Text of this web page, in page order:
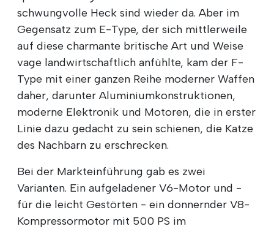
schwungvolle Heck sind wieder da. Aber im
Gegensatz zum E-Type, der sich mittlerweile
auf diese charmante britische Art und Weise
vage landwirtschaftlich anfühlte, kam der F-
Type mit einer ganzen Reihe moderner Waffen
daher, darunter Aluminiumkonstruktionen,
moderne Elektronik und Motoren, die in erster
Linie dazu gedacht zu sein schienen, die Katze
des Nachbarn zu erschrecken.
Bei der Markteinführung gab es zwei
Varianten. Ein aufgeladener V6-Motor und -
für die leicht Gestörten - ein donnernder V8-
Kompressormotor mit 500 PS im